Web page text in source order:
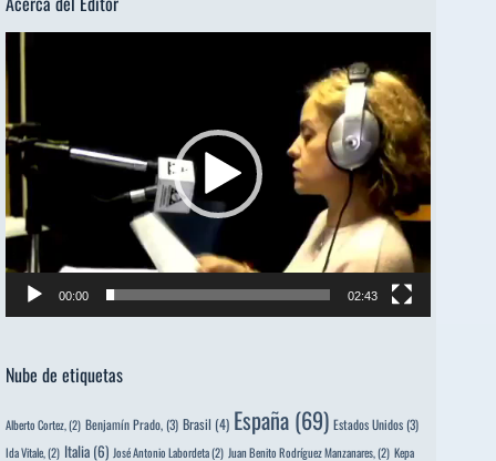
de
vídeo
00:00 02:43
Nube de etiquetas
Alberto Cortez,(2) Benjamín Prado,(3) Brasil (4) España (69) Estados Unidos(3)
Ida Vitale,(2) Italia (6) José Antonio Labordeta(2) Juan Benito Rodríguez Manzanares,(2) Kepa